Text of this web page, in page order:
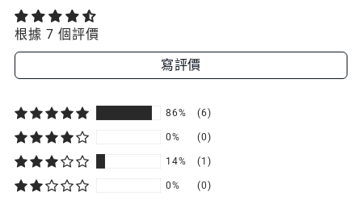
根據 7 個評價
寫評價
86% (6)
0% (0)
14% (1)
0% (0)